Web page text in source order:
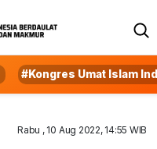
#Kongres Umat Islam
Rabu , 10 Aug 2022, 14:55 WIB